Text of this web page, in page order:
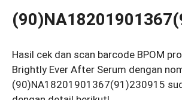
Hasil cek dan scan barcode BPOM
Brightly Ever After Serum dengan
(90)NA18201901367(91)230915